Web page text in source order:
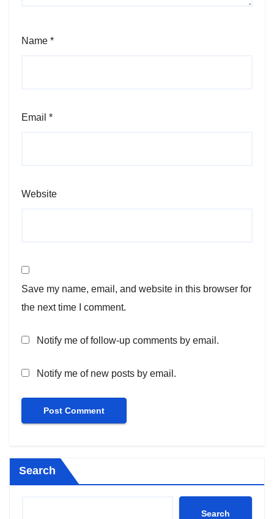
Name *
Email *
Website
Save my name, email, and website in this browser for
the next time I comment.
Notify me of follow-up comments by email.
Notify me of new posts by email.
Search
Search